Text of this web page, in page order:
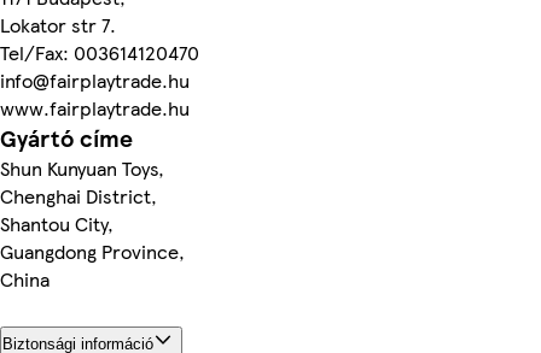
Lokator str 7.
Tel/Fax: 003614120470
info@fairplaytrade.hu
www.fairplaytrade.hu
Gyártó címe
Shun Kunyuan Toys,
Chenghai District,
Shantou City,
Guangdong Province,
China
Biztonsági információ